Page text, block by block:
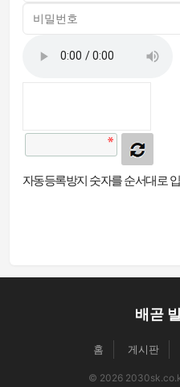
자동등록방지 숫자를 순서대로
배곧
홈 게시판
© 2026